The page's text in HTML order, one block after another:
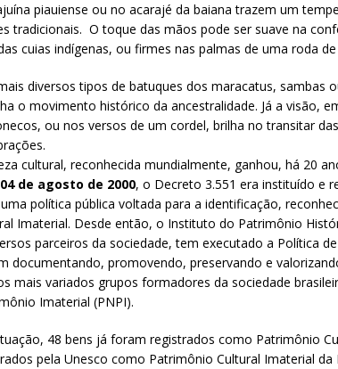
piauiense ou no acarajé da baiana trazem um
tradicionais. O toque das mãos pode ser suave na
cuias indígenas, ou firmes nas palmas de uma roda
diversos tipos de batuques dos maracatus, sambas
o movimento histórico da ancestralidade. Já a visão,
ou nos versos de um cordel, brilha no transitar
cultural, reconhecida mundialmente, ganhou, há 20
de agosto de 2000, o Decreto 3.551 era instituído e
política pública voltada para a identificação,
Imaterial. Desde então, o Instituto do Patrimônio
parceiros da sociedade, tem executado a Política
documentando, promovendo, preservando e
mais variados grupos formadores da sociedade
Imaterial (PNPI).
48 bens já foram registrados como Patrimônio
pela Unesco como Patrimônio Cultural Imaterial da